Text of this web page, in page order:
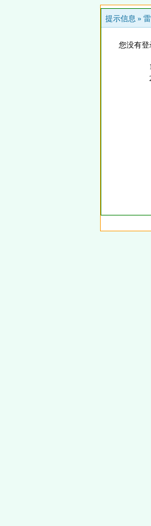
提示信息 »
您没有